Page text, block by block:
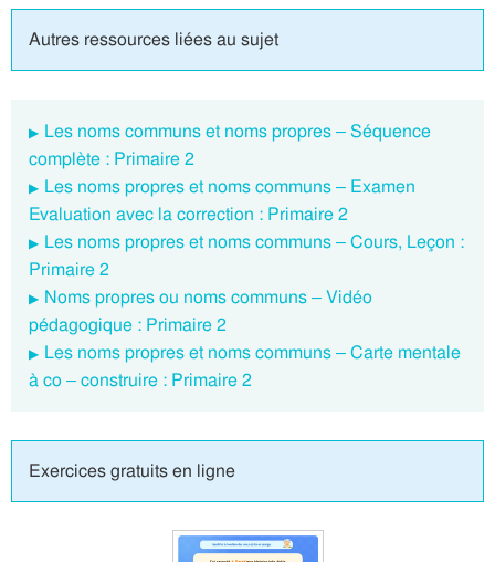
Autres ressources liées au sujet
Les noms communs et noms propres – Séquence
complète : Primaire 2
Les noms propres et noms communs – Examen
Evaluation avec la correction : Primaire 2
Les noms propres et noms communs – Cours, Leçon :
Primaire 2
Noms propres ou noms communs – Vidéo
pédagogique : Primaire 2
Les noms propres et noms communs – Carte mentale
à co – construire : Primaire 2
Exercices gratuits en ligne